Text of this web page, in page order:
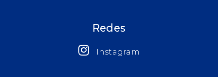
Redes
Instagram